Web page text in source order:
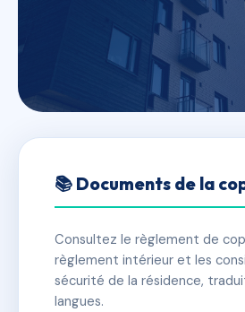
NAGUSIAK
✓ Immatriculée 🏠 45 lots
📞 Contacter Syndic Digital
📚 Documents de la
Consultez le règlement de
règlement intérieur et les
sécurité de la résidence,
langues.